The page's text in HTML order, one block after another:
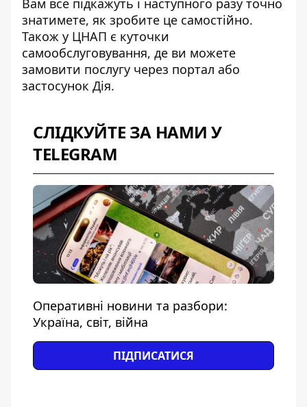
Вам все підкажуть і наступного разу точно
знатимете, як зробите це самостійно.
Також у ЦНАП є куточки
самообслуговування, де ви можете
замовити послугу через портал або
застосунок Дія.
СЛІДКУЙТЕ ЗА НАМИ У
TELEGRAM
Оперативні новини та разбори:
Україна, світ, війна
ПІДПИСАТИСЯ